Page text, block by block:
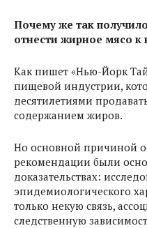
Почему же так
отнести жирное мясо к
Как пишет «Нью-Йорк
пищевой индустрии,
десятилетиями
содержанием жиров.
Но основной причиной
рекомендации были
доказательствах:
эпидемиологического
только некую связь,
следственную